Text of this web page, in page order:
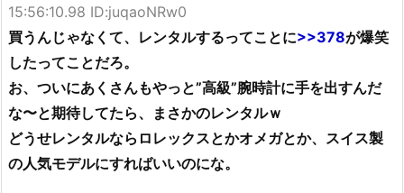
15:56:10.98 ID:juqaoNRw0
買うんじゃなくて、レンタルするってことに>>378が爆笑
したってことだろ。
お、ついにあくさんもやっと”高級”腕時計に手を出すんだ
な〜と期待してたら、まさかのレンタルｗ
どうせレンタルならロレックスとかオメガとか、スイス製
の人気モデルにすればいいのにな。